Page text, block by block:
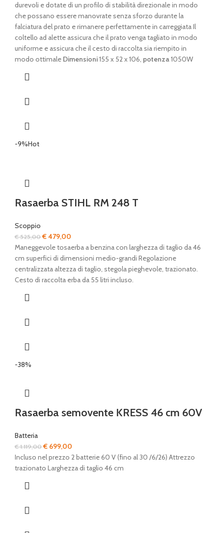
durevoli e dotate di un profilo di stabilità direzionale in modo
che possano essere manovrate senza sforzo durante la
falciatura del prato e rimanere perfettamente in carreggiata Il
coltello ad alette assicura che il prato venga tagliato in modo
uniforme e assicura che il cesto di raccolta sia riempito in
modo ottimale Dimensioni155 x 52 x 106, potenza1050W
-9%Hot
Rasaerba STIHL RM 248 T
Scoppio
€525,00Il
prezzo
originale
era:
€ 525,00.
€479,00
prezzo
attuale
è:
€ 479,00.
Maneggevole tosaerba a benzina con larghezza di taglio da 46
cm superfici di dimensioni medio-grandi Regolazione
centralizzata altezza di taglio, stegola pieghevole, trazionato.
Cesto di raccolta erba da 55 litri incluso.
-38%
Rasaerba semovente KRESS 46 cm 60V
Batteria
€1.119,00Il
prezzo
originale
€ 699,00
prezzo
attuale
Incluso nel prezzo 2 batterie 60 V (fino al 30 /6/26) Attrezzo
trazionato Larghezza di taglio 46 cm